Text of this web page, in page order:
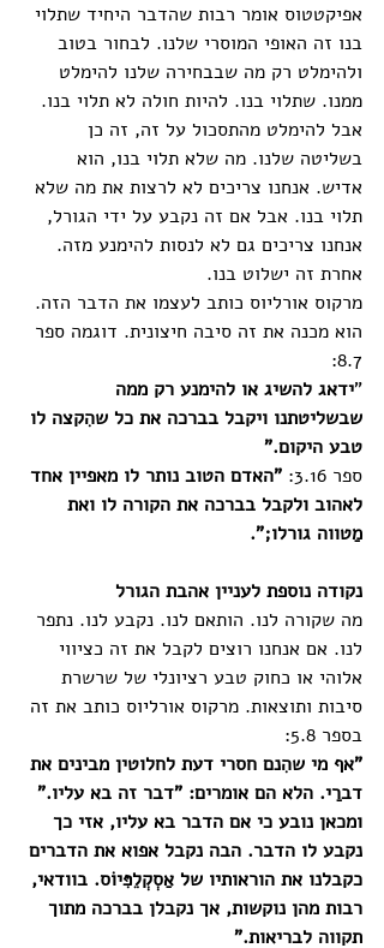
אפיקטטוס אומר רבות שהדבר היחיד שתלוי
בנו זה האופי המוסרי שלנו. לבחור בטוב
ולהימלט רק מה שבבחירה שלנו להימלט
ממנו. שתלוי בנו. להיות חולה לא תלוי בנו.
אבל להימלט מהתסכול על זה, זה כן
בשליטה שלנו. מה שלא תלוי בנו, הוא
אדיש. אנחנו צריכים לא לרצות את מה שלא
תלוי בנו. אבל אם זה נקבע על ידי הגורל,
אנחנו צריכים גם לא לנסות להימנע מזה.
אחרת זה ישלוט בנו.
מרקוס אורליוס כותב לעצמו את הדבר הזה.
הוא מכנה את זה סיבה חיצונית. דוגמה ספר
8.7:
"ידאג להשיג או להימנע רק ממה
שבשליטתנו ויקבל בברכה את כל שהִקצה לו
טבע היקום."
ספר 3.16:
"האדם הטוב נותר לו מאפיין אחד
לאהוב ולקבל בברכה את הקורה לו ואת
מַטווה גורלו;".
נקודה נוספת לעניין אהבת הגורל
מה שקורה לנו. הותאם לנו. נקבע לנו. נתפר
לנו. אם אנחנו רוצים לקבל את זה כציווי
אלוהי או כחוק טבע רציונלי של שרשרת
סיבות ותוצאות. מרקוס אורליוס כותב את זה
בספר 5.8:
"אף מי שהִנם חסרי דעת לחלוטין מבינים את
דברַי. הלא הם אומרים: "דבר זה בא עליו."
ומכאן נובע כי אם הדבר בא עליו, אזי כך
נקבע לו הדבר. הבה נקבל אפוא את הדברים
כקבלנו את הוראותיו של אַסְקְלֵפִּיוֹס. בוודאי,
רבות מהן נוקשות, אך נקבלן בברכה מתוך
תקווה לבריאות."